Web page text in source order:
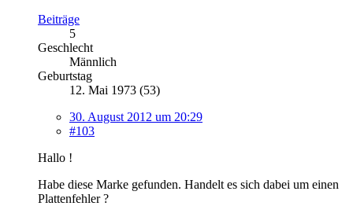
Beiträge
5
Geschlecht
Männlich
Geburtstag
12. Mai 1973 (53)
30. August 2012 um 20:29
#103
Hallo !
Habe diese Marke gefunden. Handelt es sich dabei um einen
Plattenfehler ?